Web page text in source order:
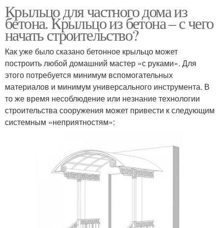
Крыльцо для частного дома из
бетона. Крыльцо из бетона – с чего
начать строительство?
Как уже было сказано бетонное крыльцо может
построить любой домашний мастер «с руками». Для
этого потребуется минимум вспомогательных
материалов и минимум универсального инструмента. В
то же время несоблюдение или незнание технологии
строительства сооружения может привести к следующим
системным «неприятностям»: